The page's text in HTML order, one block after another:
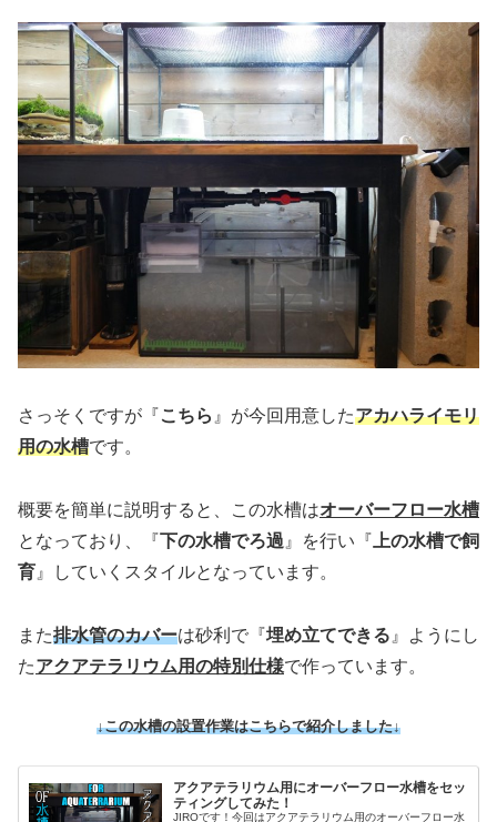
さっそくですが『こちら 』が今回用意したアカハライモリ
用の水槽です。
概要を簡単に説明すると、この水槽はオーバーフロー水槽
となっており、『下の水槽でろ過 』を行い『 上の水槽で飼
育 』していくスタイルとなっています。
また排水管のカバーは砂利で『埋め立てできる 』ようにし
たアクアテラリウム用の特別仕様で作っています。
↓この水槽の設置作業はこちらで紹介しました↓
アクアテラリウム用にオーバーフロー水槽をセッ
ティングしてみた！
JIROです！今回はアクアテラリウム用のオーバーフロー水